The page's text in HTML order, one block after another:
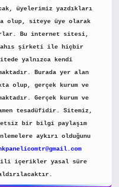
üyelerimiz yazdıkları
olup, siteye üye olarak
Bu internet sitesi,
şahıs şirketi ile hiçbir
yalnızca kendi
Burada yer alan
olup, gerçek kurum ve
Gerçek kurum ve
tesadüfidir. Sitemiz,
bir bilgi paylaşım
aykırı olduğunu
içerikler yasal süre